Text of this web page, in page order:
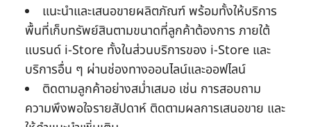
แนะนำและเสนอขายผลิตภัณฑ์ พร้อมทั้งให้บริการ
พื้นที่เก็บทรัพย์สินตามขนาดที่ลูกค้าต้องการ ภายใต้
แบรนด์ i-Store ทั้งในส่วนบริการของ i-Store และ
บริการอื่น ๆ ผ่านช่องทางออนไลน์และออฟไลน์
ติดตามลูกค้าอย่างสม่ำเสมอ เช่น การสอบถาม
ความพึงพอใจรายสัปดาห์ ติดตามผลการเสนอขาย และ